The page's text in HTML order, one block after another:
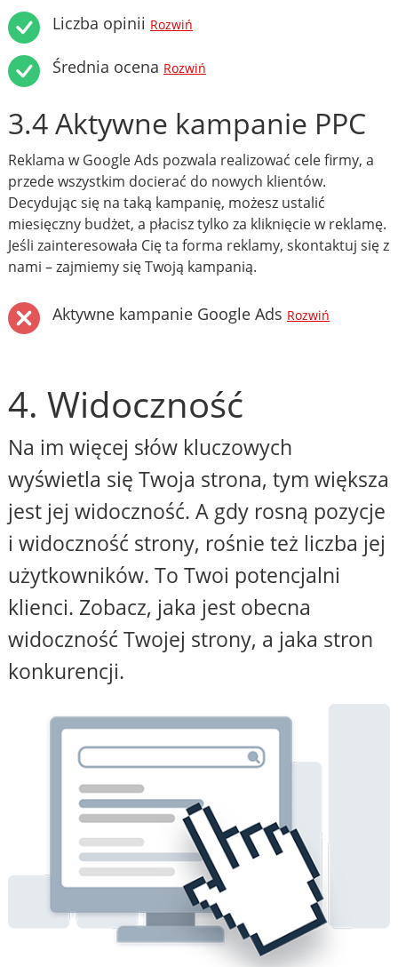
Liczba opinii Rozwiń
Średnia ocena Rozwiń
3.4 Aktywne kampanie PPC
Reklama w Google Ads pozwala realizować cele firmy, a
przede wszystkim docierać do nowych klientów.
Decydując się na taką kampanię, możesz ustalić
miesięczny budżet, a płacisz tylko za kliknięcie w reklamę.
Jeśli zainteresowała Cię ta forma reklamy, skontaktuj się z
nami – zajmiemy się Twoją kampanią.
Aktywne kampanie Google Ads Rozwiń
4. Widoczność
Na im więcej słów kluczowych
wyświetla się Twoja strona, tym większa
jest jej widoczność. A gdy rosną pozycje
i widoczność strony, rośnie też liczba jej
użytkowników. To Twoi potencjalni
klienci. Zobacz, jaka jest obecna
widoczność Twojej strony, a jaka stron
konkurencji.